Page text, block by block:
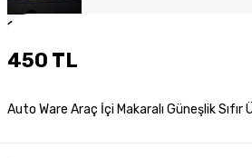
1
450 TL
Auto Ware Araç İçi Makaralı Güneşlik